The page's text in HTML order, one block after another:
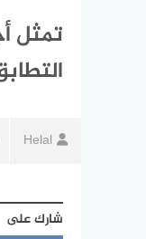
تمثل
التطابق
Helal
شارك على